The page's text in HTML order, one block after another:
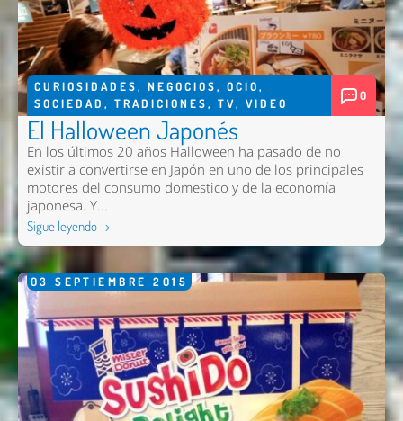
CURIOSIDADES, NEGOCIOS, OCIO,
SOCIEDAD , TRADICIONES, TV, VIDEO
0
El Halloween Japonés
En los últimos 20 años Halloween ha pasado de no
existir a convertirse en Japón en uno de los principales
motores del consumo domestico y de la economía
japonesa. Y...
Sigue leyendo →
03 SEPTIEMBRE 2015